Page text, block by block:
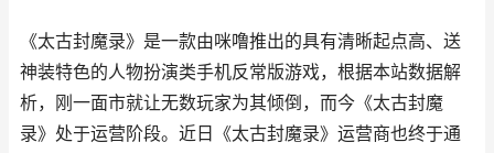
《太古封魔录》是一款由咪噜推出的具有清晰起点高、送
神装特色的人物扮演类手机反常版游戏，根据本站数据解
析，刚一面市就让无数玩家为其倾倒，而今《太古封魔
录》处于运营阶段。近日《太古封魔录》运营商也终于通